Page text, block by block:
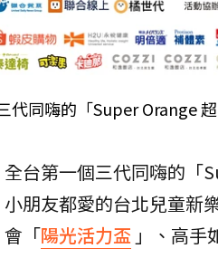
代同嗨的「Super Orange
全台第一個三代同嗨的「
小朋友都愛的台北兒童新
會「陽光活力盃 」、高手